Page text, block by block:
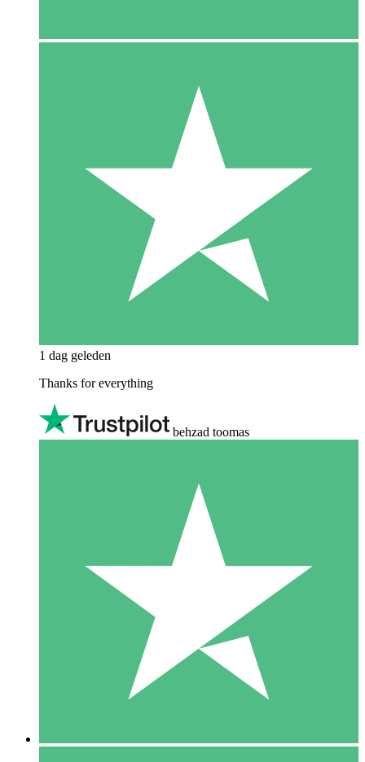
1 dag geleden
Thanks for everything
behzad toomas